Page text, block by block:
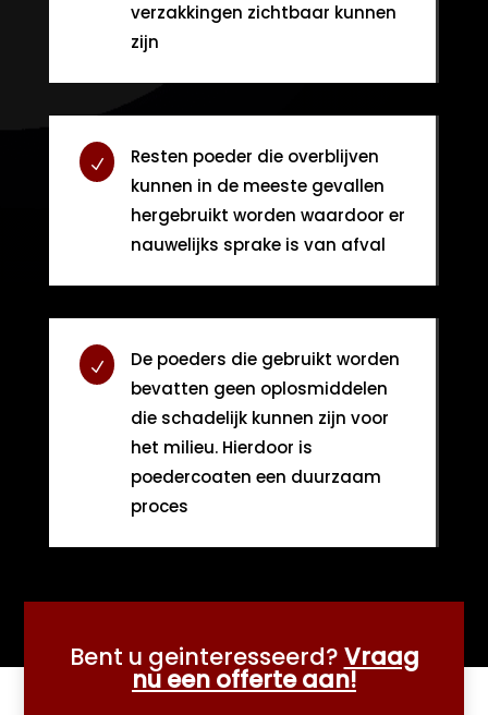
verzakkingen zichtbaar kunnen
zijn
N
Resten poeder die overblijven
kunnen in de meeste gevallen
hergebruikt worden waardoor er
nauwelijks sprake is van afval
N
De poeders die gebruikt worden
bevatten geen oplosmiddelen
die schadelijk kunnen zijn voor
het milieu. Hierdoor is
poedercoaten een duurzaam
proces
Bent u geinteresseerd? Vraag
nu een offerte aan!